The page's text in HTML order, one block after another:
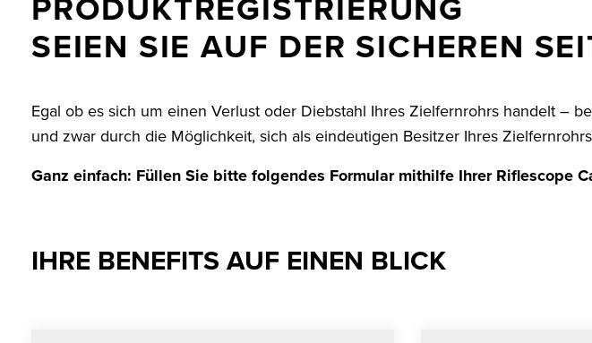
MESSEN & EVENTS
WISSENSWERTES
SEIEN SIE AUF DER SICHEREN
Egal ob es sich um einen Verlust oder Diebstahl Ihres Zielfernrohrs handelt –
und zwar durch die Möglichkeit, sich als eindeutigen Besitzer Ihres
Ganz einfach: Füllen Sie bitte folgendes Formular mithilfe Ihrer Riflescope
IHRE BENEFITS AUF EINEN BLICK